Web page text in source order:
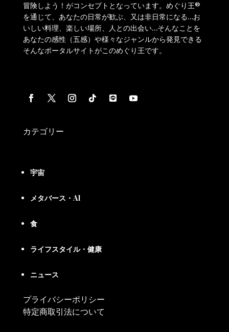
冒険しよう！がコンセプトとなっています。めぐり王®️
を通じて、あなたの日常が歓ぶ、又は非日常になる…お
いしい料理、楽しい場所、人との出会い…そんなことを
あなたの感性（五感）や様々なジャンルから発見できる
そんなポータルサイトがこのめぐり王です。
カテゴリー
宇宙
メタバース・AI
食
ライフスタイル・健康
ニュース
プライバシーポリシー
特定商取引法について